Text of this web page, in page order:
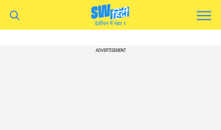
ADVERTISEMENT